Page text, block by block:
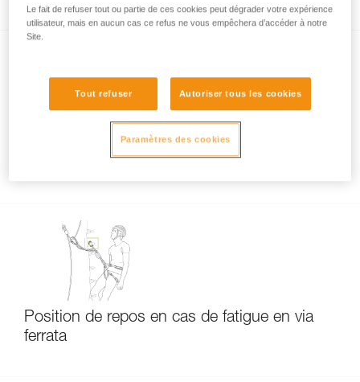
Pourquoi une longe spécifique pour la via
Position de repos en cas de fatigue en via
ferrata
Le fait de refuser tout ou partie de ces cookies peut dégrader votre expérience
utilisateur, mais en aucun cas ce refus ne vous empêchera d’accéder à notre
Site.
Tout refuser Autoriser tous les cookies
Paramètres des cookies